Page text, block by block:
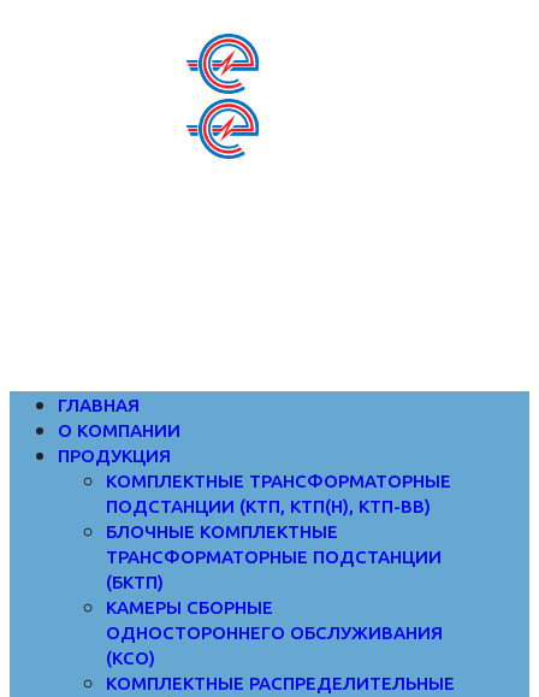
ГЛАВНАЯ
О КОМПАНИИ
ПРОДУКЦИЯ
КОМПЛЕКТНЫЕ ТРАНСФОРМАТОРНЫЕ
ПОДСТАНЦИИ (КТП, КТП(Н), КТП-ВВ)
БЛОЧНЫЕ КОМПЛЕКТНЫЕ
ТРАНСФОРМАТОРНЫЕ ПОДСТАНЦИИ
(БКТП)
КАМЕРЫ СБОРНЫЕ
ОДНОСТОРОННЕГО ОБСЛУЖИВАНИЯ
(КСО)
КОМПЛЕКТНЫЕ РАСПРЕДЕЛИТЕЛЬНЫЕ